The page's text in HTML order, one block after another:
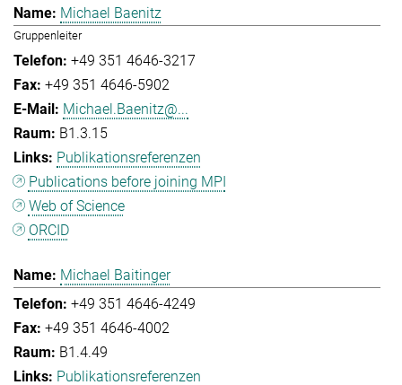
Michael Baenitz
Gruppenleiter
+49 351 4646-3217
+49 351 4646-5902
Michael.Baenitz@...
B1.3.15
Publikationsreferenzen
Publications before joining MPI
Web of Science
ORCID
Michael Baitinger
+49 351 4646-4249
+49 351 4646-4002
B1.4.49
Publikationsreferenzen